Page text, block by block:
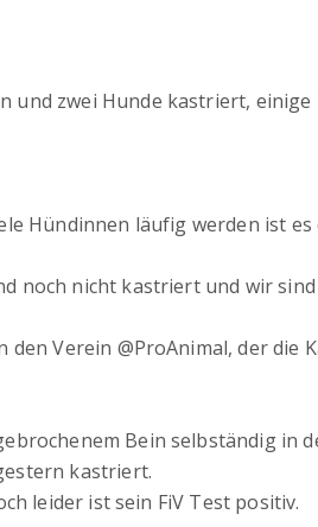
und zwei Hunde kastriert,
Hündinnen läufig werden ist
noch nicht kastriert und wir
den Verein @ProAnimal, der die
Bein selbständig in
kastriert.
leider ist sein FiV Test positiv.